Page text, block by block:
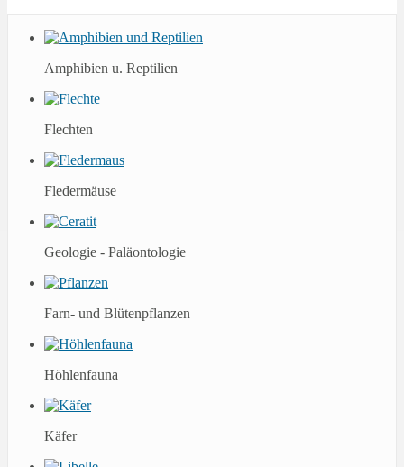
Amphibien u. Reptilien
Flechten
Fledermäuse
Geologie - Paläontologie
Farn- und Blütenpflanzen
Höhlenfauna
Käfer